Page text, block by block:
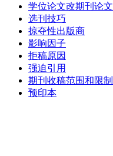
学位论文改期刊论文
选刊技巧
掠夺性出版商
影响因子
拒稿原因
强迫引用
期刊收稿范围和限制
预印本